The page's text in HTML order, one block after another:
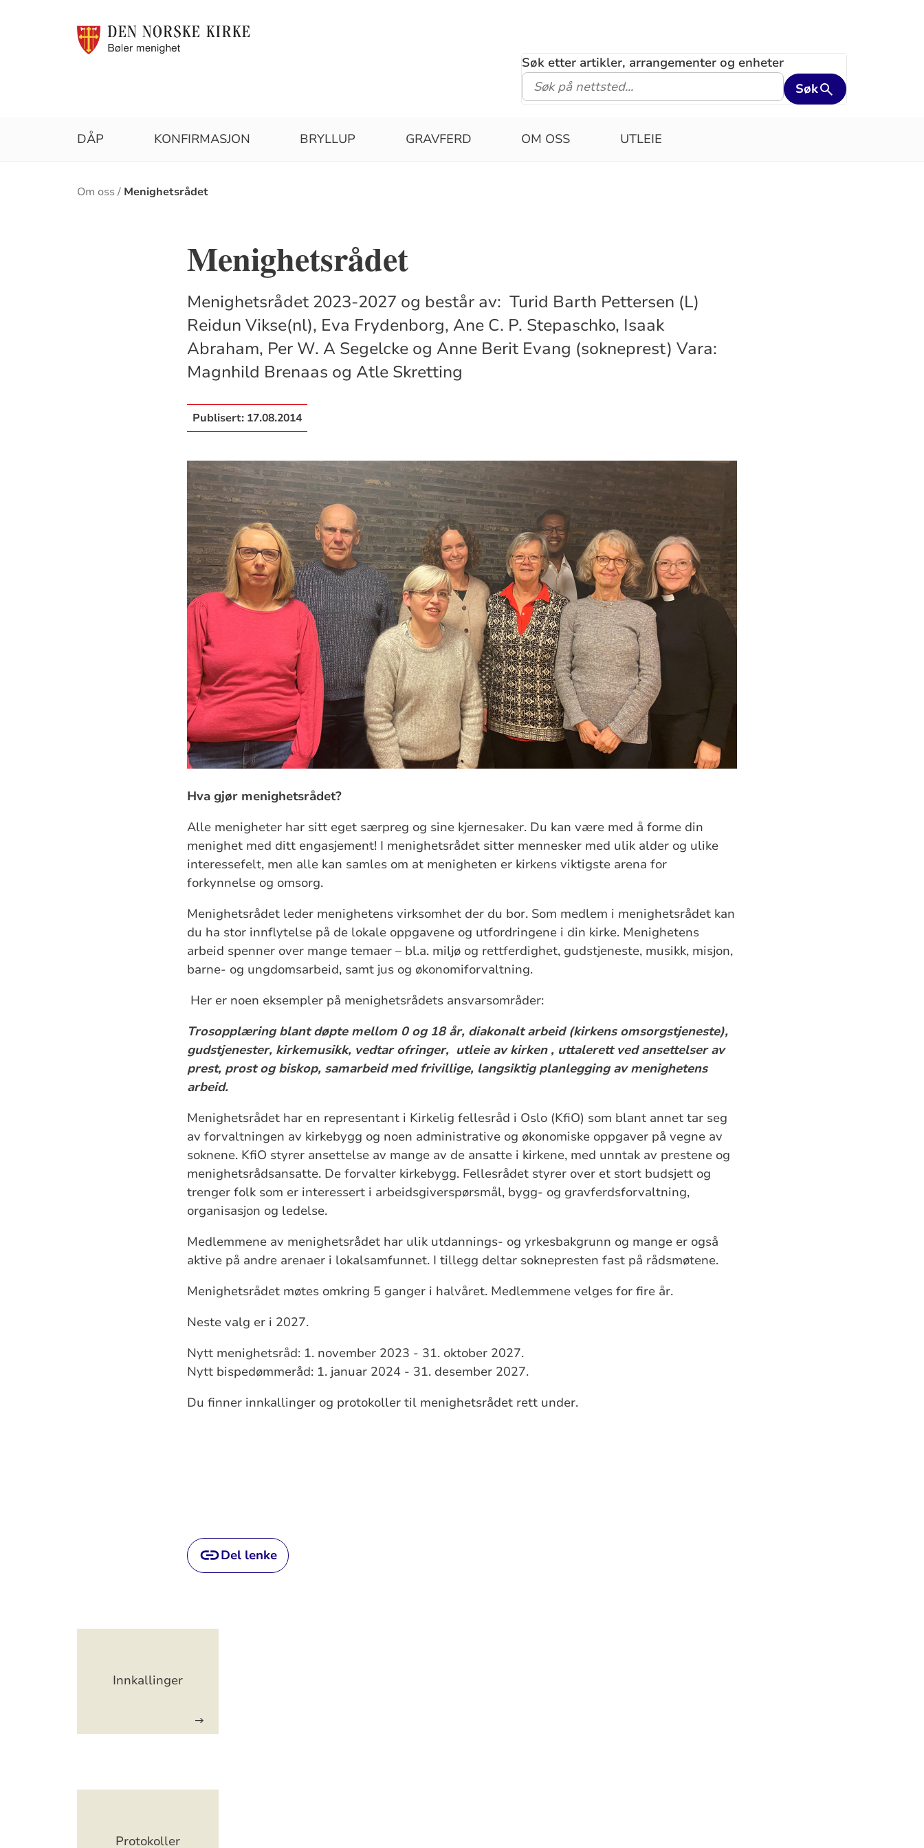
Søk etter artikler, arrangementer og enheter
Søk
DÅP KONFIRMASJON BRYLLUP GRAVFERD OM OSS UTLEIE
Brødsmulesti
Om oss Menighetsrådet
Menighetsrådet
Menighetsrådet 2023-2027 og består av: Turid Barth Pettersen (L)
Reidun Vikse(nl), Eva Frydenborg, Ane C. P. Stepaschko, Isaak
Abraham, Per W. A Segelcke og Anne Berit Evang (sokneprest) Vara:
Magnhild Brenaas og Atle Skretting
Publisert: 17.08.2014
Hva gjør menighetsrådet?
Alle menigheter har sitt eget særpreg og sine kjernesaker. Du kan være med å forme din
menighet med ditt engasjement! I menighetsrådet sitter mennesker med ulik alder og ulike
interessefelt, men alle kan samles om at menigheten er kirkens viktigste arena for
forkynnelse og omsorg.
Menighetsrådet leder menighetens virksomhet der du bor. Som medlem i menighetsrådet kan
du ha stor innflytelse på de lokale oppgavene og utfordringene i din kirke. Menighetens
arbeid spenner over mange temaer – bl.a. miljø og rettferdighet, gudstjeneste, musikk, misjon,
barne- og ungdomsarbeid, samt jus og økonomiforvaltning.
Her er noen eksempler på menighetsrådets ansvarsområder:
Trosopplæring blant døpte mellom 0 og 18 år, diakonalt arbeid (kirkens omsorgstjeneste),
gudstjenester, kirkemusikk, vedtar ofringer, utleie av kirken , uttalerett ved ansettelser av
prest, prost og biskop, samarbeid med frivillige, langsiktig planlegging av menighetens
arbeid.
Menighetsrådet har en representant i Kirkelig fellesråd i Oslo (KfiO) som blant annet tar seg
av forvaltningen av kirkebygg og noen administrative og økonomiske oppgaver på vegne av
soknene. KfiO styrer ansettelse av mange av de ansatte i kirkene, med unntak av prestene og
menighetsrådsansatte. De forvalter kirkebygg. Fellesrådet styrer over et stort budsjett og
trenger folk som er interessert i arbeidsgiverspørsmål, bygg- og gravferdsforvaltning,
organisasjon og ledelse.
Medlemmene av menighetsrådet har ulik utdannings- og yrkesbakgrunn og mange er også
aktive på andre arenaer i lokalsamfunnet. I tillegg deltar soknepresten fast på rådsmøtene.
Menighetsrådet møtes omkring 5 ganger i halvåret. Medlemmene velges for fire år.
Neste valg er i 2027.
Nytt menighetsråd: 1. november 2023 - 31. oktober 2027.
Nytt bispedømmeråd: 1. januar 2024 - 31. desember 2027.
Du finner innkallinger og protokoller til menighetsrådet rett under.
Del lenke
Innkallinger
Protokoller